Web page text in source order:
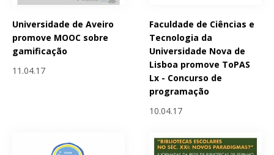
Universidade de Aveiro
promove MOOC sobre
gamificação
11.04.17
Faculdade de Ciências e
Tecnologia da
Universidade Nova de
Lisboa promove ToPAS
Lx - Concurso de
programação
10.04.17